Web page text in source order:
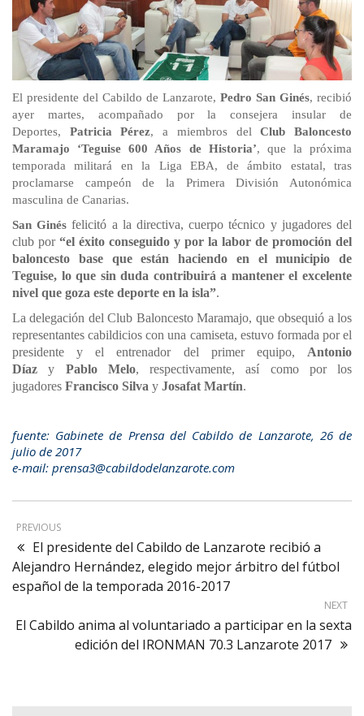
El presidente del Cabildo de Lanzarote, Pedro San Ginés, recibió
ayer martes, acompañado por la consejera insular de
Deportes, Patricia Pérez, a miembros delClub Baloncesto
Maramajo ‘Teguise 600 Años de Historia’, que la próxima
temporada militará en la Liga EBA, de ámbito estatal, tras
proclamarse campeón de la Primera División Autonómica
masculina de Canarias.
San Ginés felicitó a la directiva, cuerpo técnico y jugadores del
club por “el éxito conseguido y por la labor de promoción del
baloncesto base que están haciendo en el municipio de
Teguise, lo que sin duda contribuirá a mantener el excelente
nivel que goza este deporte en la isla”.
La delegación del Club Baloncesto Maramajo, que obsequió a los
representantes cabildicios con una camiseta, estuvo formada por el
presidente y el entrenador del primer equipo, Antonio
Díaz y Pablo Melo, respectivamente, así como por los
jugadores Francisco Silva y Josafat Martín.
fuente: Gabinete de Prensa del Cabildo de Lanzarote, 26 de
julio de 2017
e-mail: prensa3@cabildodelanzarote.com
PREVIOUS
El presidente del Cabildo de Lanzarote recibió a
Alejandro Hernández, elegido mejor árbitro del fútbol
español de la temporada 2016-2017
NEXT
El Cabildo anima al voluntariado a participar en la sexta
edición del IRONMAN 70.3 Lanzarote 2017